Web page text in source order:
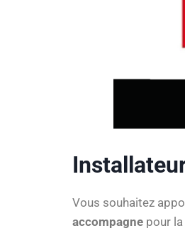
Vous souhaitez
accompagne pour